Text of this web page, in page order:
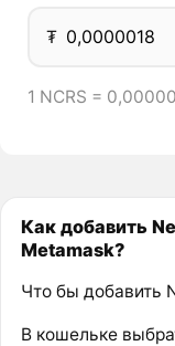
₮
1 NCRS =
Как добавить
Metamask?
Что бы добавить
В кошельке